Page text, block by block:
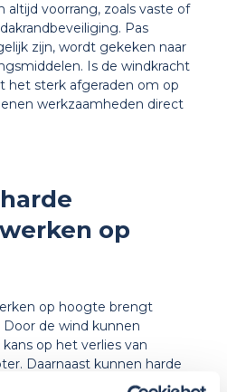
voorrang, zoals vaste of
Pas
zijn, wordt gekeken naar
Is de windkracht
het sterk afgeraden om op
werkzaamheden direct
op
op hoogte brengt
de wind kunnen
op het verlies van
Daarnaast kunnen harde
van steigers en ladders